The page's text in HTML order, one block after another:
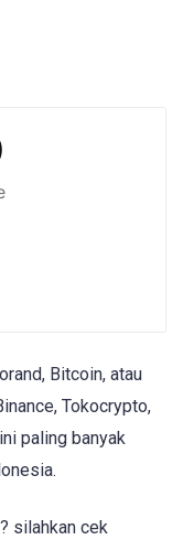
Bitcoin, atau
Tokocrypto,
paling banyak
silahkan cek